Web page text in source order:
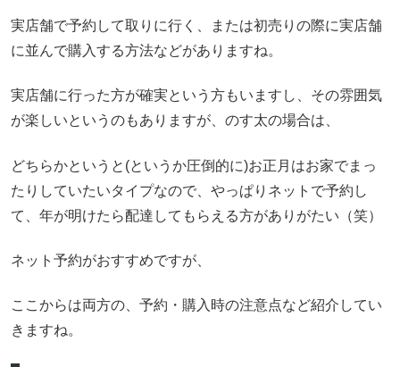
実店舗で予約して取りに行く、または初売りの際に実店舗
に並んで購入する方法などがありますね。
実店舗に行った方が確実という方もいますし、その雰囲気
が楽しいというのもありますが、のす太の場合は、
どちらかというと(というか圧倒的に)お正月はお家でまっ
たりしていたいタイプなので、やっぱりネットで予約し
て、年が明けたら配達してもらえる方がありがたい（笑）
ネット予約がおすすめですが、
ここからは両方の、予約・購入時の注意点など紹介してい
きますね。